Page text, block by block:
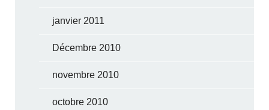
janvier 2011
Décembre 2010
novembre 2010
octobre 2010